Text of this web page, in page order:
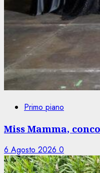
Primo piano
Miss Mamma,
6 Agosto 2026 0